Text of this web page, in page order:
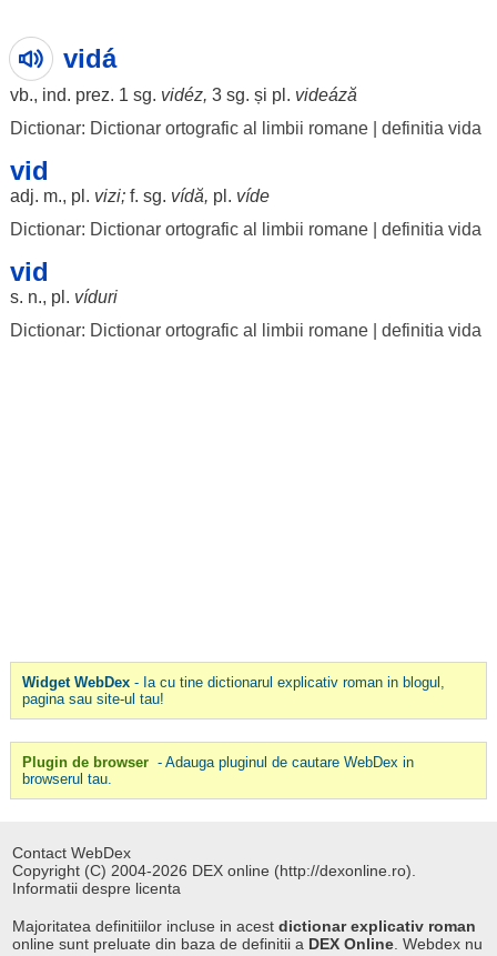
vidá
vb., ind. prez. 1 sg. vidéz, 3 sg. și pl. videáză
Dictionar: Dictionar ortografic al limbii romane| definitia vida
vid
adj. m., pl. vizi;f. sg. vídă, pl. víde
Dictionar: Dictionar ortografic al limbii romane| definitia vida
vid
s. n., pl. víduri
Dictionar: Dictionar ortografic al limbii romane| definitia vida
Widget WebDex- Ia cu tine dictionarul explicativ roman in blogul,
pagina sau site-ul tau!
Plugin de browser - Adauga pluginul de cautare WebDex in
browserul tau.
Contact WebDex
Copyright (C) 2004-2026 DEX online (http://dexonline.ro).
Informatii despre licenta
Majoritatea definitiilor incluse in acestdictionar explicativ roman
online sunt preluate din baza de definitii a DEX Online . Webdex nu